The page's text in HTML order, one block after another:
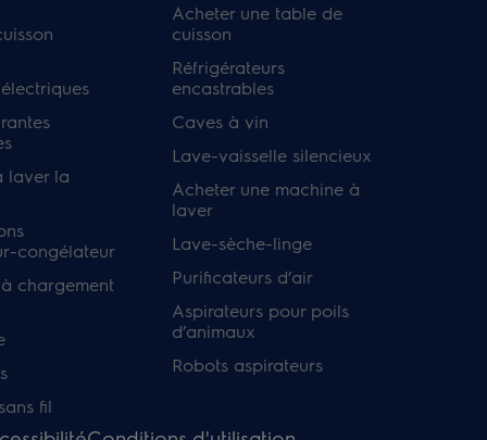
laver la
congélateur
chargement
fil
Acheter une table de
cuisson
Réfrigérateurs
encastrables
Caves à vin
Lave-vaisselle silencieux
Acheter une machine à
laver
Lave-sèche-linge
Purificateurs d’air
Aspirateurs pour poils
d’animaux
Robots aspirateurs